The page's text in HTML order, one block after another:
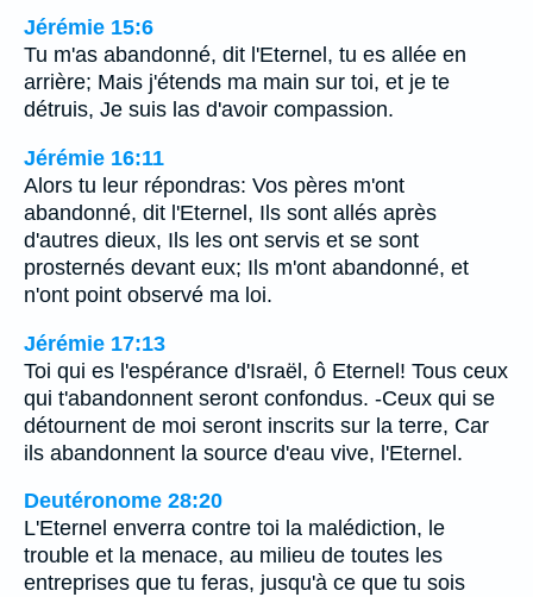
Jérémie 15:6
Tu m'as abandonné, dit l'Eternel, tu es allée en
arrière; Mais j'étends ma main sur toi, et je te
détruis, Je suis las d'avoir compassion.
Jérémie 16:11
Alors tu leur répondras: Vos pères m'ont
abandonné, dit l'Eternel, Ils sont allés après
d'autres dieux, Ils les ont servis et se sont
prosternés devant eux; Ils m'ont abandonné, et
n'ont point observé ma loi.
Jérémie 17:13
Toi qui es l'espérance d'Israël, ô Eternel! Tous ceux
qui t'abandonnent seront confondus. -Ceux qui se
détournent de moi seront inscrits sur la terre, Car
ils abandonnent la source d'eau vive, l'Eternel.
Deutéronome 28:20
L'Eternel enverra contre toi la malédiction, le
trouble et la menace, au milieu de toutes les
entreprises que tu feras, jusqu'à ce que tu sois